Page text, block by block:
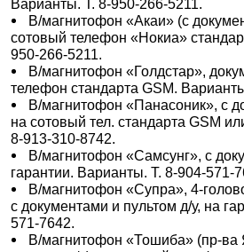
Варианты. Т. 8-950-266-5211.
В/магнитофон «Акаи» (с
сотовый телефон «Нокиа»
950-266-5211.
В/магнитофон «Голдстар»,
телефон стандарта GSM.
В/магнитофон «Панасоник», с
на сотовый тел. стандарта GSM
8-913-310-8742.
В/магнитофон «Самсунг», с
гарантии. Варианты. Т. 8-904-571-
В/магнитофон «Супра», 4-
с документами и пультом д/у, на
571-7642.
В/магнитофон «Тошиба» (пр-ва